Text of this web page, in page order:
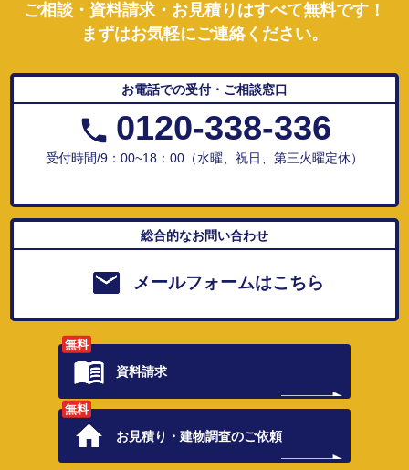
ご相談・資料請求・お見積りはすべて無料です！
まずはお気軽にご連絡ください。
お電話での受付・ご相談窓口
0120-338-336
受付時間/9：00~18：00（水曜、祝日、第三火曜定休）
総合的なお問い合わせ
メールフォームはこちら
無料
資料請求
無料
お見積り・建物調査のご依頼